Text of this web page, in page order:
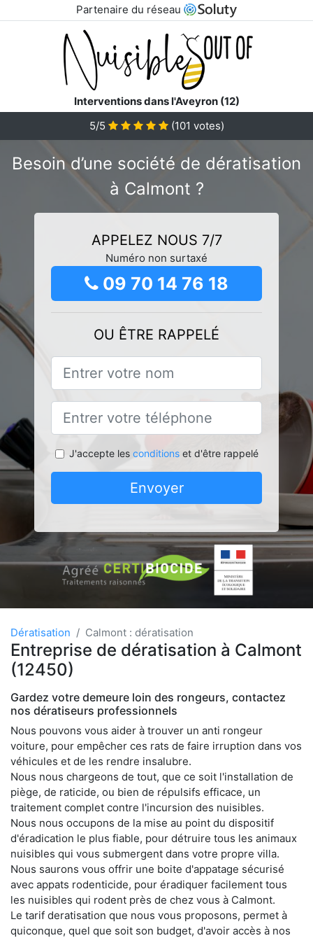
Partenaire du réseau
Interventions dans l'Aveyron (12)
5/5
(101 votes)
Besoin d’une société de dératisation
à Calmont ?
APPELEZ NOUS 7/7
Numéro non surtaxé
09 70 14 76 18
OU ÊTRE RAPPELÉ
J'accepte les conditionset d'être rappelé
Envoyer
Dératisation Calmont : dératisation
Entreprise de dératisation à Calmont
(12450)
Gardez votre demeure loin des rongeurs, contactez
nos dératiseurs professionnels
Nous pouvons vous aider à trouver un anti rongeur
voiture, pour empêcher ces rats de faire irruption dans vos
véhicules et de les rendre insalubre.
Nous nous chargeons de tout, que ce soit l'installation de
piège, de raticide, ou bien de répulsifs efficace, un
traitement complet contre l'incursion des nuisibles.
Nous nous occupons de la mise au point du dispositif
d'éradication le plus fiable, pour détruire tous les animaux
nuisibles qui vous submergent dans votre propre villa.
Nous saurons vous offrir une boite d'appatage sécurisé
avec appats rodenticide, pour éradiquer facilement tous
les nuisibles qui rodent près de chez vous à Calmont.
Le tarif deratisation que nous vous proposons, permet à
quiconque, quel que soit son budget, d'avoir accès à nos